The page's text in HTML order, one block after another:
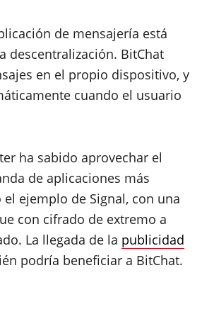
de mensajería está
descentralización. BitChat
en el propio dispositivo, y
cuando el usuario
ha sabido aprovechar el
de aplicaciones más
ejemplo de Signal, con una
con cifrado de extremo a
La llegada de la publicidad
podría beneficiar a BitChat.